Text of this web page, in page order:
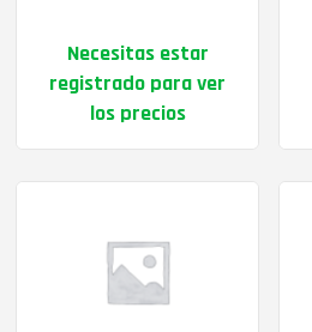
Necesitas estar
registrado para ver
los precios